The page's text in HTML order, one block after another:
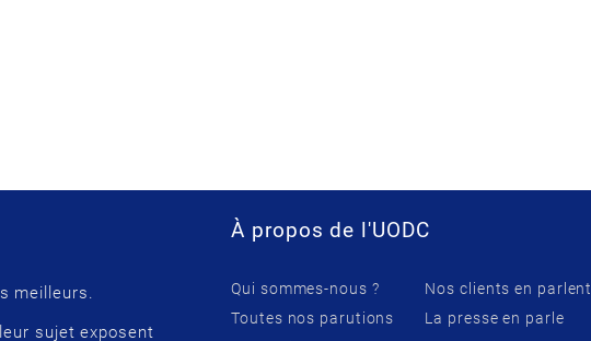
meilleurs.
sujet exposent
À propos de l'UODC
Qui sommes-nous ?
Toutes nos parutions
Nos clients en parlent
La presse en parle